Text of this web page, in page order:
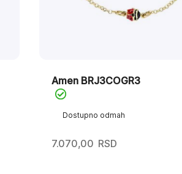
Dostupno odmah
Amen BRJ3COGR3
7.070,00 RSD